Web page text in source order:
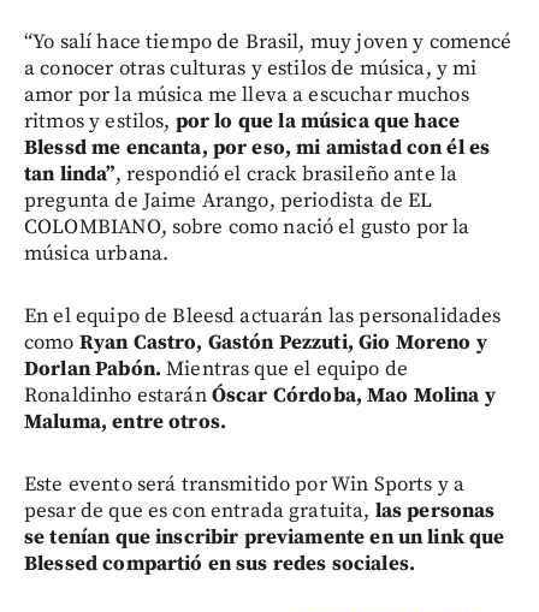
“Yo salí hace tiempo de Brasil, muy joven y comencé
a conocer otras culturas y estilos de música, y mi
amor por la música me lleva a escuchar muchos
ritmos y estilos, por lo que la música que hace
Blessd me encanta, por eso, mi amistad con él es
tan linda”, respondió el crack brasileño ante la
pregunta de Jaime Arango, periodista de EL
COLOMBIANO, sobre como nació el gusto por la
música urbana.
En el equipo de Bleesd actuarán las personalidades
como Ryan Castro, Gastón Pezzuti, Gio Moreno y
Dorlan Pabón. Mientras que el equipo de
Ronaldinho estaránÓscar Córdoba, Mao Molina y
Maluma, entre otros.
Este evento será transmitido por Win Sports y a
pesar de que es con entrada gratuita, las personas
se tenían que inscribir previamente en un link que
Blessed compartió en sus redes sociales.